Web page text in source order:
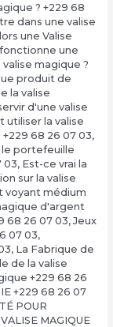
? +229 68
dans une valise
une Valise
une
magique ?
produit de
la valise
d'une valise
utiliser la valise
68 26 07 03,
portefeuille
03, Est-ce vrai la
sur la valise
voyant médium
d'argent
68 26 07 03, Jeux
07 03,
, La Fabrique de
de la valise
+229 68 26
+229 68 26 07
POUR
MAGIQUE